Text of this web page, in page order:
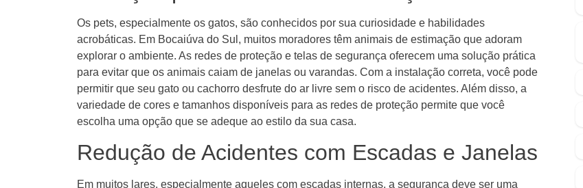
Os pets, especialmente os gatos, são conhecidos por sua curiosidade e habilidades
acrobáticas. Em Bocaiúva do Sul, muitos moradores têm animais de estimação que adoram
explorar o ambiente. As redes de proteção e telas de segurança oferecem uma solução prática
para evitar que os animais caiam de janelas ou varandas. Com a instalação correta, você pode
permitir que seu gato ou cachorro desfrute do ar livre sem o risco de acidentes. Além disso, a
variedade de cores e tamanhos disponíveis para as redes de proteção permite que você
escolha uma opção que se adeque ao estilo da sua casa.
Redução de Acidentes com Escadas e Janelas
Em muitos lares, especialmente aqueles com escadas internas, a segurança deve ser uma